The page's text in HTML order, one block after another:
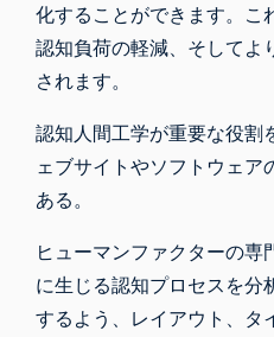
化することができます。こ
認知負荷の軽減、そしてよ
されます。
認知人間工学が重要な役割
ェブサイトやソフトウェ
ある。
ヒューマンファクターの
に生じる認知プロセスを分
するよう、レイアウト、タ